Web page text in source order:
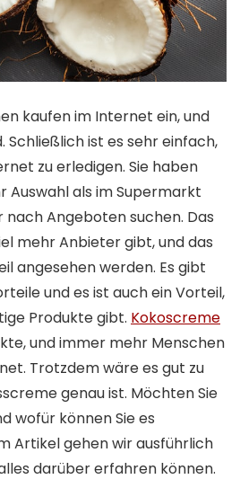
kaufen im Internet ein, und
Schließlich ist es sehr einfach,
zu erledigen. Sie haben
Auswahl als im Supermarkt
Angeboten suchen. Das
mehr Anbieter gibt, und das
angesehen werden. Es gibt
und es ist auch ein Vorteil,
Produkte gibt. Kokoscreme
und immer mehr Menschen
Trotzdem wäre es gut zu
genau ist. Möchten Sie
wofür können Sie es
Artikel gehen wir ausführlich
darüber erfahren können.